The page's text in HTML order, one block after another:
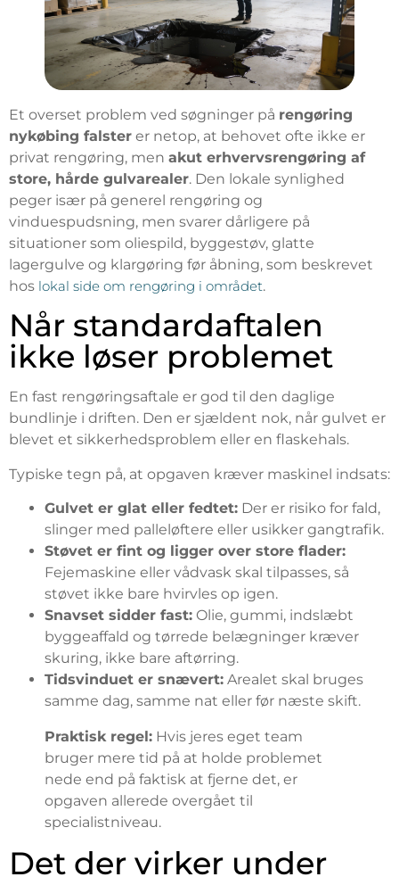
Et overset problem ved søgninger på rengøring
nykøbing falster er netop, at behovet ofte ikke er
privat rengøring, men akut erhvervsrengøring af
store, hårde gulvarealer. Den lokale synlighed
peger især på generel rengøring og
vinduespudsning, men svarer dårligere på
situationer som oliespild, byggestøv, glatte
lagergulve og klargøring før åbning, som beskrevet
hos lokal side om rengøring i området.
Når standardaftalen
ikke løser problemet
En fast rengøringsaftale er god til den daglige
bundlinje i driften. Den er sjældent nok, når gulvet er
blevet et sikkerhedsproblem eller en flaskehals.
Typiske tegn på, at opgaven kræver maskinel indsats:
Gulvet er glat eller fedtet: Der er risiko for fald,
slinger med palleløftere eller usikker gangtrafik.
Støvet er fint og ligger over store flader:
Fejemaskine eller vådvask skal tilpasses, så
støvet ikke bare hvirvles op igen.
Snavset sidder fast: Olie, gummi, indslæbt
byggeaffald og tørrede belægninger kræver
skuring, ikke bare aftørring.
Tidsvinduet er snævert: Arealet skal bruges
samme dag, samme nat eller før næste skift.
Praktisk regel: Hvis jeres eget team
bruger mere tid på at holde problemet
nede end på faktisk at fjerne det, er
opgaven allerede overgået til
specialistniveau.
Det der virker under